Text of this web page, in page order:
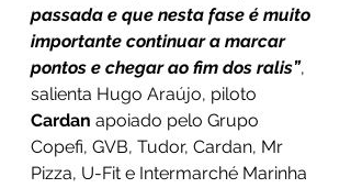
passada e que nesta fase é muito
importante continuar a marcar
pontos e chegar ao fim dos ralis”,
salienta Hugo Araújo, piloto
Cardan apoiado pelo Grupo
Copefi, GVB, Tudor, Cardan, Mr
Pizza, U-Fit e Intermarché Marinha